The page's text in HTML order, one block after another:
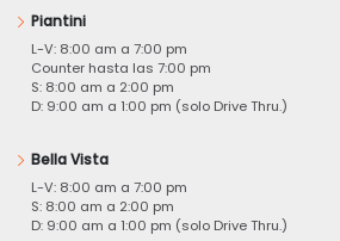
Piantini
L-V: 8:00 am a 7:00 pm
Counter hasta las 7:00 pm
S: 8:00 am a 2:00 pm
D: 9:00 am a 1:00 pm (solo Drive Thru.)
Bella Vista
L-V: 8:00 am a 7:00 pm
S: 8:00 am a 2:00 pm
D: 9:00 am a 1:00 pm (solo Drive Thru.)